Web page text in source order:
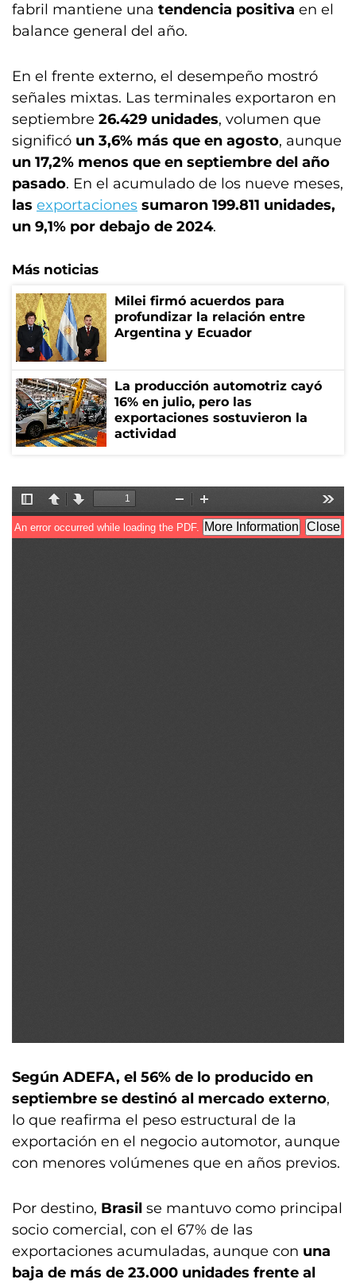
fabril mantiene una tendencia positiva en el
balance general del año.
En el frente externo, el desempeño mostró
señales mixtas. Las terminales exportaron en
septiembre 26.429 unidades, volumen que
significó un 3,6% más que en agosto, aunque
un 17,2% menos que en septiembre del año
pasado. En el acumulado de los nueve meses,
las exportaciones sumaron 199.811 unidades,
un 9,1% por debajo de 2024.
Más noticias
Milei firmó acuerdos para
profundizar la relación entre
Argentina y Ecuador
La producción automotriz cayó
16% en julio, pero las
exportaciones sostuvieron la
actividad
Según ADEFA, el 56% de lo producido en
septiembre se destinó al mercado externo,
lo que reafirma el peso estructural de la
exportación en el negocio automotor, aunque
con menores volúmenes que en años previos.
Por destino, Brasil se mantuvo como principal
socio comercial, con el 67% de las
exportaciones acumuladas, aunque con una
baja de más de 23.000 unidades frente al